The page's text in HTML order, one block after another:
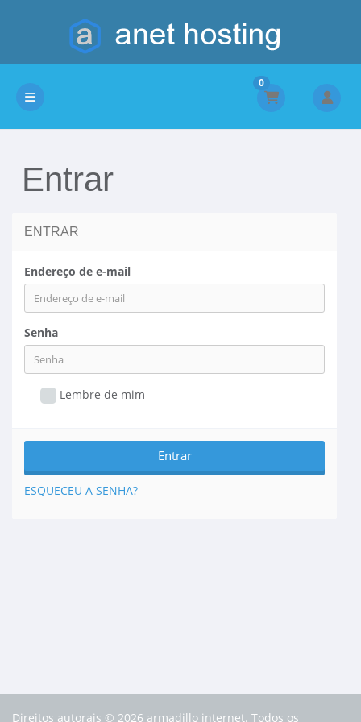
Alternar navegação
0
Entrar
ENTRAR
Endereço de e-mail
Senha
Lembre de mim
ESQUECEU A SENHA?
Direitos autorais © 2026 armadillo internet. Todos os